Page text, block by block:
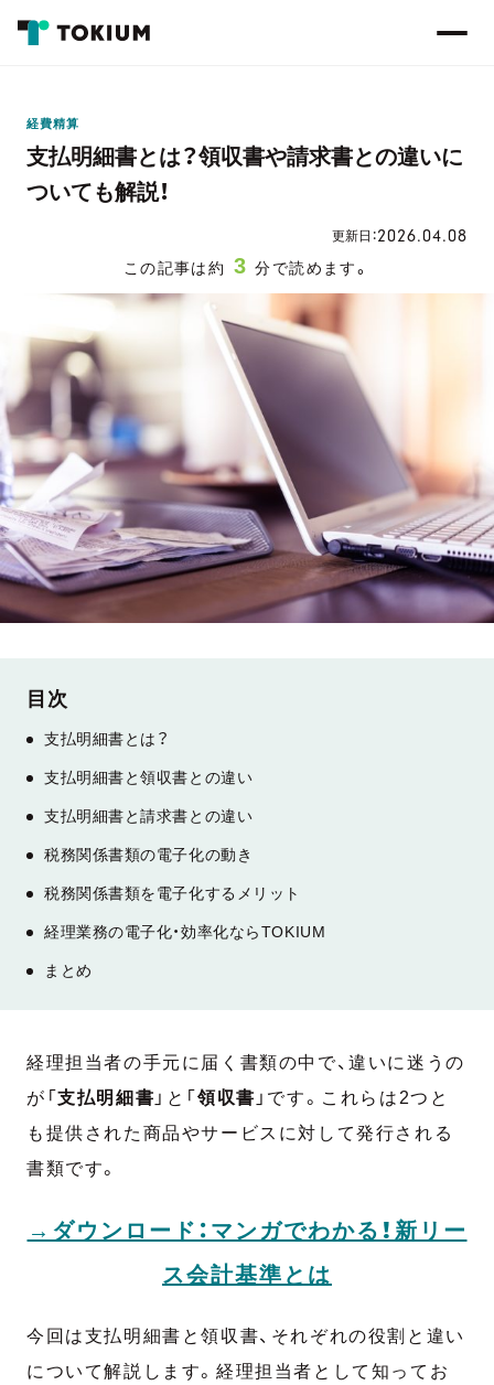
経費精算
支払明細書とは？領収書や請求書との違いに
ついても解説！
更新日：2026.04.08
この記事は約 3分で読めます。
支払明細書とは？
支払明細書と領収書との違い
支払明細書と請求書との違い
税務関係書類の電子化の動き
税務関係書類を電子化するメリット
経理業務の電子化・効率化ならTOKIUM
まとめ
経理担当者の手元に届く書類の中で、違いに迷うの
が「支払明細書 」と「領収書 」です。これらは2つと
も提供された商品やサービスに対して発行される
書類です。
→ダウンロード：マンガでわかる！新リー
ス会計基準とは
今回は支払明細書と領収書、それぞれの役割と違い
について解説します。経理担当者として知ってお